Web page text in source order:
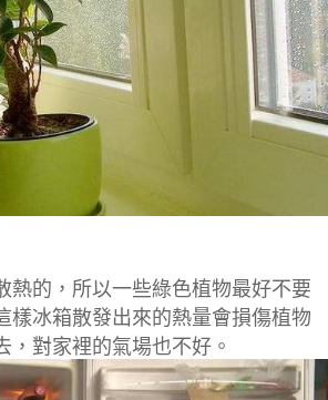
熱的，所以一些綠色植物最好不要
樣冰箱散發出來的熱量會損傷植物
，對家裡的氣場也不好。